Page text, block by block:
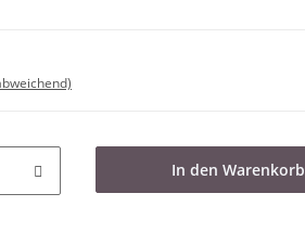
In den Warenkorb